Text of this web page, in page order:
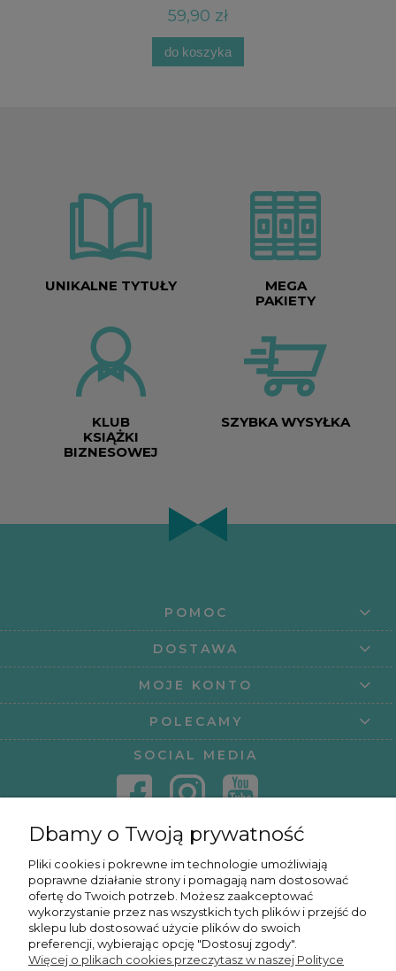
59,90 zł
do koszyka
UNIKALNE TYTUŁY
MEGA
PAKIETY
KLUB
KSIĄŻKI
BIZNESOWEJ
SZYBKA WYSYŁKA
POMOC
DOSTAWA
MOJE KONTO
POLECAMY
SOCIAL MEDIA
KURSY ONLINE
Dbamy o Twoją prywatność
Pliki cookies i pokrewne im technologie umożliwiają
poprawne działanie strony i pomagają nam dostosować
ofertę do Twoich potrzeb. Możesz zaakceptować
wykorzystanie przez nas wszystkich tych plików i przejść do
sklepu lub dostosować użycie plików do swoich
preferencji, wybierając opcję "Dostosuj zgody".
Więcej o plikach cookies przeczytasz w naszej Polityce